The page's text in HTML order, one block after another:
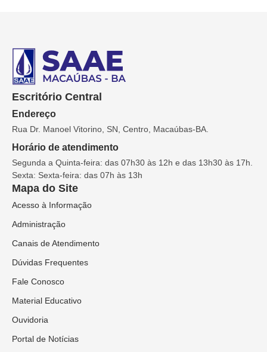
Escritório Central
Endereço
Rua Dr. Manoel Vitorino, SN, Centro, Macaúbas-BA.
Horário de atendimento
Segunda a Quinta-feira: das 07h30 às 12h e das 13h30 às 17h.
Sexta: Sexta-feira: das 07h às 13h
Mapa do Site
Acesso à Informação
Administração
Canais de Atendimento
Dúvidas Frequentes
Fale Conosco
Material Educativo
Ouvidoria
Portal de Notícias